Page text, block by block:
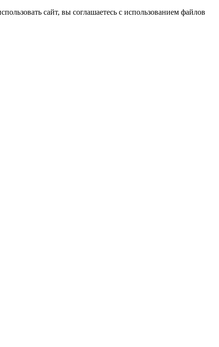
сайт, вы соглашаетесь с использованием файлов